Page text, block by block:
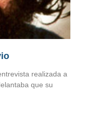
realizada a
que su